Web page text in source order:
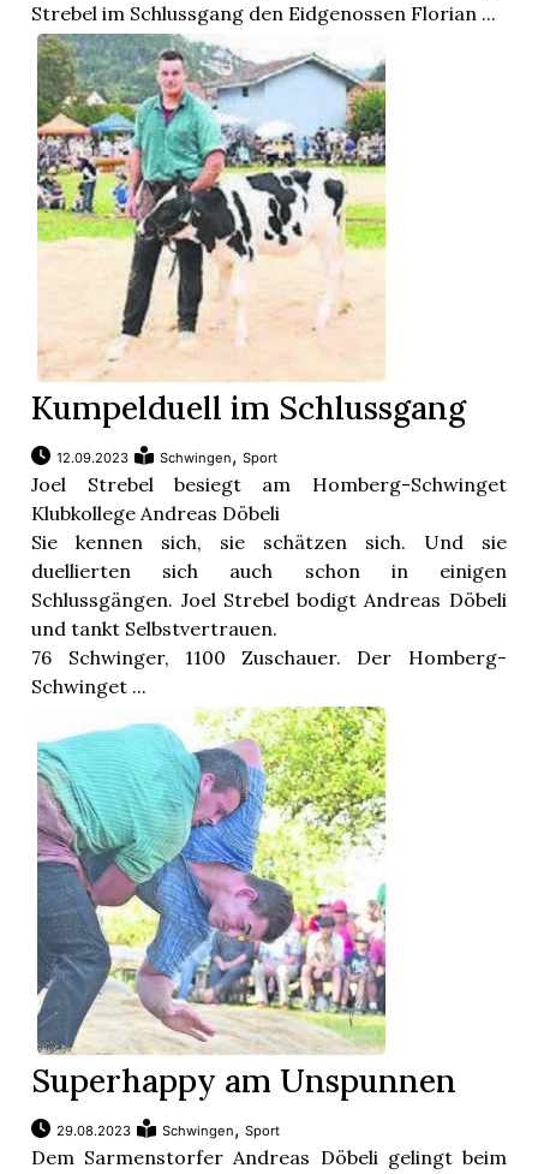
Strebel im Schlussgang den Eidgenossen Florian ...
Kumpelduell im Schlussgang
12.09.2023 Schwingen,Sport
Joel Strebel besiegt am Homberg-Schwinget
Klubkollege Andreas Döbeli
Sie kennen sich, sie schätzen sich. Und sie
duellierten sich auch schon in einigen
Schlussgängen. Joel Strebel bodigt Andreas Döbeli
und tankt Selbstvertrauen.
76 Schwinger, 1100 Zuschauer. Der Homberg-
Schwinget ...
Superhappy am Unspunnen
29.08.2023 Schwingen,Sport
Dem Sarmenstorfer Andreas Döbeli gelingt beim